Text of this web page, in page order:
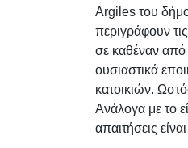
Argiles του
περιγράφουν
σε καθέναν από
ουσιαστικά
κατοικιών.
Ανάλογα με το
απαιτήσεις